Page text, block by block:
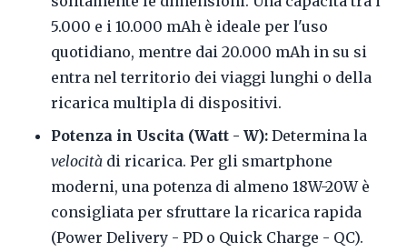
5.000 e i 10.000 mAh è ideale per l'uso
quotidiano, mentre dai 20.000 mAh in su si
entra nel territorio dei viaggi lunghi o della
ricarica multipla di dispositivi.
Potenza in Uscita (Watt - W): Determina la
velocità di ricarica. Per gli smartphone
moderni, una potenza di almeno 18W-20W è
consigliata per sfruttare la ricarica rapida
(Power Delivery - PD o Quick Charge - QC).